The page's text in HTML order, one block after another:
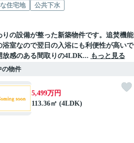
住宅地
公共下水
りの設備が整った新築物件です。追焚機能
浴室なので翌日の入浴にも利便性が高いで
放感のある間取りの4LDK... もっと見る
の物件
5,499万円
113.36㎡ (4LDK)